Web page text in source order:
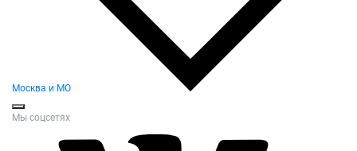
Москва и МО
Мы соцсетях